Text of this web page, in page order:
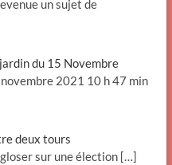
un sujet de
du 15 Novembre
2021 10 h 47 min
deux tours
sur une élection […]